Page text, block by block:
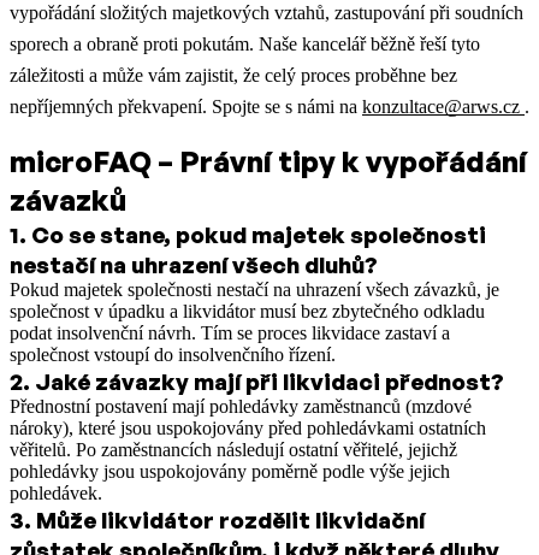
vypořádání složitých majetkových vztahů, zastupování při soudních
sporech a obraně proti pokutám. Naše kancelář běžně řeší tyto
záležitosti a může vám zajistit, že celý proces proběhne bez
nepříjemných překvapení. Spojte se s námi na konzultace@arws.cz .
microFAQ – Právní tipy k vypořádání
závazků
1. Co se stane, pokud majetek společnosti
nestačí na uhrazení všech dluhů?
Pokud majetek společnosti nestačí na uhrazení všech závazků, je
společnost v úpadku a likvidátor musí bez zbytečného odkladu
podat insolvenční návrh. Tím se proces likvidace zastaví a
společnost vstoupí do insolvenčního řízení.​
2. Jaké závazky mají při likvidaci přednost?
Přednostní postavení mají pohledávky zaměstnanců (mzdové
nároky), které jsou uspokojovány před pohledávkami ostatních
věřitelů. Po zaměstnancích následují ostatní věřitelé, jejichž
pohledávky jsou uspokojovány poměrně podle výše jejich
pohledávek.​
3. Může likvidátor rozdělit likvidační
zůstatek společníkům, i když některé dluhy